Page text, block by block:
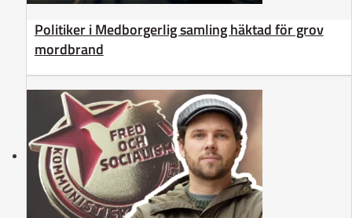
Politiker i Medborgerlig samling häktad för grov
mordbrand